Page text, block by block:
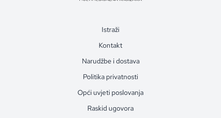
Istraži
Kontakt
Narudžbe i dostava
Politika privatnosti
Opći uvjeti poslovanja
Raskid ugovora